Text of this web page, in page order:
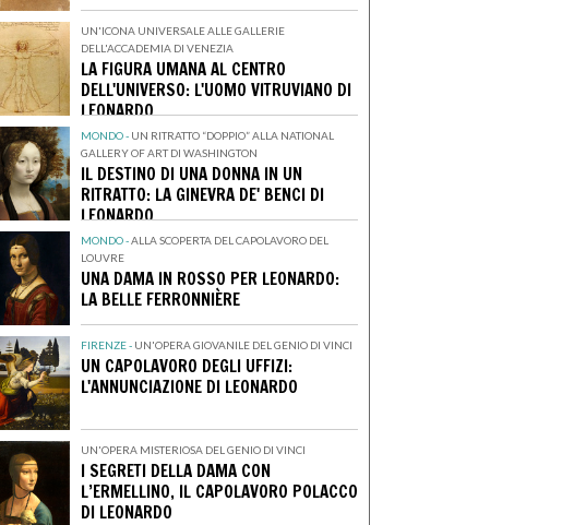
UN'ICONA UNIVERSALE ALLE GALLERIE
DELL'ACCADEMIA DI VENEZIA
LA FIGURA UMANA AL CENTRO
DELL'UNIVERSO: L'UOMO VITRUVIANO DI
LEONARDO
MONDO - UN RITRATTO “DOPPIO” ALLA NATIONAL
GALLERY OF ART DI WASHINGTON
IL DESTINO DI UNA DONNA IN UN
RITRATTO: LA GINEVRA DE' BENCI DI
LEONARDO
MONDO -ALLA SCOPERTA DEL CAPOLAVORO DEL
LOUVRE
UNA DAMA IN ROSSO PER LEONARDO:
LA BELLE FERRONNIÈRE
FIRENZE - UN'OPERA GIOVANILE DEL GENIO DI VINCI
UN CAPOLAVORO DEGLI UFFIZI:
L'ANNUNCIAZIONE DI LEONARDO
UN'OPERA MISTERIOSA DEL GENIO DI VINCI
I SEGRETI DELLA DAMA CON
L’ERMELLINO, IL CAPOLAVORO POLACCO
DI LEONARDO